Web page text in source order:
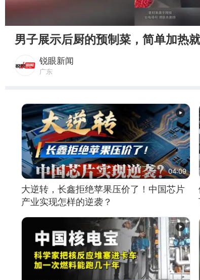
男子展示后厨的预制菜，简单加热
锐眼新闻
广东
04:09
大逆转，长鑫拒绝苹果压价了！中国芯片
产业实现怎样的逆袭？